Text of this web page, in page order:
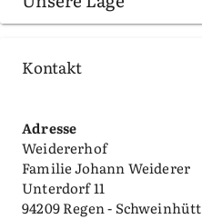
Kontakt
Adresse
Weidererhof
Familie Johann Weiderer
Unterdorf 11
94209 Regen - Schweinhütt